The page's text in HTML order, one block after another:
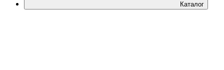
Каталог